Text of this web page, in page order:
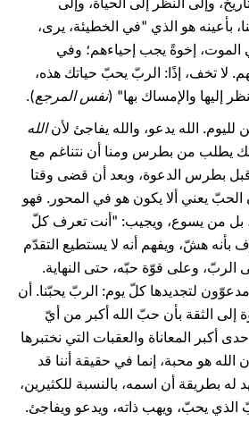
بأعينه هو الذي "في الخطيئة، يرى،
الموت، إخوةً يجب إحياءهم؛ وفي
لا تخف، إذًا: الربّ يحبّ حياتك هذه،
إليها والإمساك بها" (نفس المرجع).
لليوم. الله يدعو، والله يفاجئ لأنالله
يطلب من بطرس ومنا أن نتناغم مع
بطرس الدعوة، وبعد أن قضى وقتا
يعني ألا يكون هو في المحور. فهو
بل من يسوع، ويجيب: "أنت تعرف كلّ
18). يعترف بأنه هشّ، ويفهم أنه لا يستطيع التقدّم
وعلى قوّة حبّه، حتى النهاية.
لتجديدها كلّ يوم: الربّ يحبّنا. أن
الثقة بأن حبّ الله أكبر من أيّ
أكبر المعاناة والعقبات التي نختبرها
الله هو محبة، إنما في حقيقة أننا قد
له بطريقة أن اسمه، بالنسبة للكثيرين،
الذي يحبّ، ويهب ذاته، ويدعو ويفاجئ.